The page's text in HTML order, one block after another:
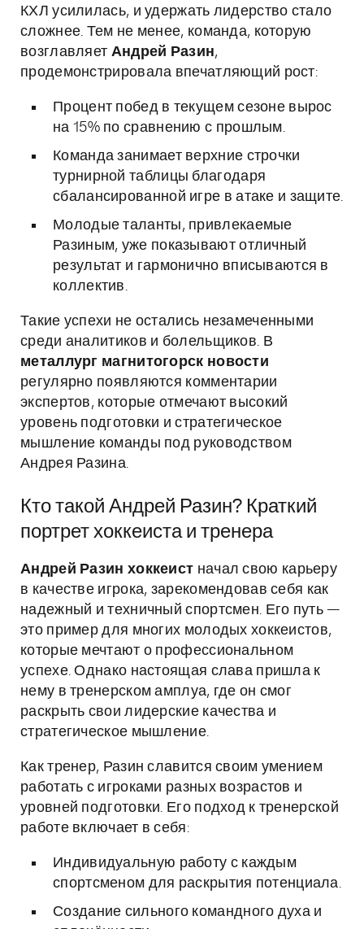
КХЛ усилилась, и удержать лидерство стало
сложнее. Тем не менее, команда, которую
возглавляет Андрей Разин,
продемонстрировала впечатляющий рост:
Процент побед в текущем сезоне вырос
на 15% по сравнению с прошлым.
Команда занимает верхние строчки
турнирной таблицы благодаря
сбалансированной игре в атаке и защите.
Молодые таланты, привлекаемые
Разиным, уже показывают отличный
результат и гармонично вписываются в
коллектив.
Такие успехи не остались незамеченными
среди аналитиков и болельщиков. В
металлург магнитогорск новости
регулярно появляются комментарии
экспертов, которые отмечают высокий
уровень подготовки и стратегическое
мышление команды под руководством
Андрея Разина.
Кто такой Андрей Разин? Краткий
портрет хоккеиста и тренера
Андрей Разин хоккеист начал свою карьеру
в качестве игрока, зарекомендовав себя как
надежный и техничный спортсмен. Его путь —
это пример для многих молодых хоккеистов,
которые мечтают о профессиональном
успехе. Однако настоящая слава пришла к
нему в тренерском амплуа, где он смог
раскрыть свои лидерские качества и
стратегическое мышление.
Как тренер, Разин славится своим умением
работать с игроками разных возрастов и
уровней подготовки. Его подход к тренерской
работе включает в себя:
Индивидуальную работу с каждым
спортсменом для раскрытия потенциала.
Создание сильного командного духа и